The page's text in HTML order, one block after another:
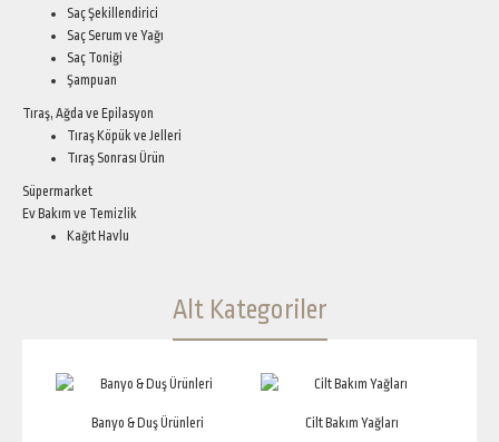
Saç Şekillendirici
Saç Serum ve Yağı
Saç Toniği
Şampuan
Tıraş, Ağda ve Epilasyon
Tıraş Köpük ve Jelleri
Tıraş Sonrası Ürün
Süpermarket
Ev Bakım ve Temizlik
Kağıt Havlu
Alt Kategoriler
Banyo & Duş Ürünleri Cilt Bakım Yağları